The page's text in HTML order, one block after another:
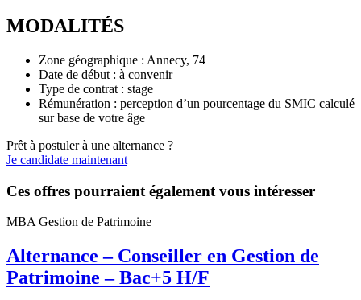
MODALITÉS
Zone géographique : Annecy, 74
Date de début : à convenir
Type de contrat : stage
Rémunération : perception d’un pourcentage du SMIC calculé
sur base de votre âge
Prêt à postuler à une alternance ?
Je candidate maintenant
Ces offres pourraient également vous intéresser
MBA Gestion de Patrimoine
Alternance – Conseiller en Gestion de
Patrimoine – Bac+5 H/F